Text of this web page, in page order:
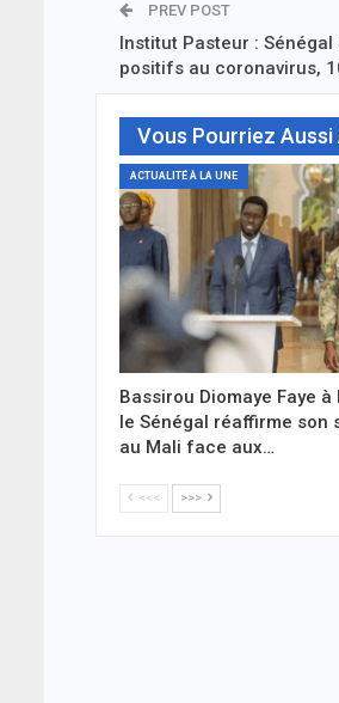
PREV POST
Institut Pasteur :
positifs au coronavirus,
Vous Pourriez Aussi
ACTUALITÉ À LA UNE
Bassirou Diomaye Faye à
le Sénégal réaffirme son
au Mali face aux…
<<< >>>